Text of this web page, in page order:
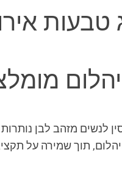
טבעות
לנשים מזהב לבן
תוך שמירה על